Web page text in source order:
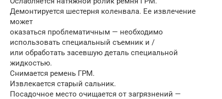
Демонтируется шестерня коленвала. Ее извлечение
может
оказаться проблематичным — необходимо
использовать специальный съемник и /
или обработать засевшую деталь специальной
жидкостью.
Снимается ремень ГРМ.
Извлекается старый сальник.
Посадочное место очищается от загрязнений —